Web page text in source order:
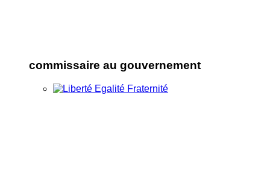
commissaire au gouvernement